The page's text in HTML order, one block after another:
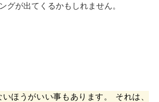
グが出てくるかもしれません。
いほうがいい事もあります。
それは、